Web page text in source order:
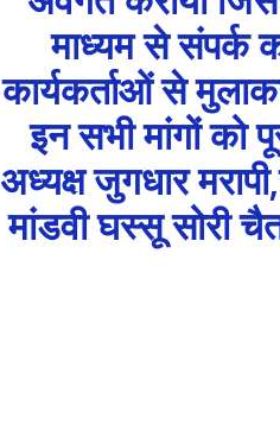
माध्यम से संपर्क
कार्यकर्ताओं से
इन सभी मांगों को
अध्यक्ष जुगधार
मांडवी घस्सू सोरी